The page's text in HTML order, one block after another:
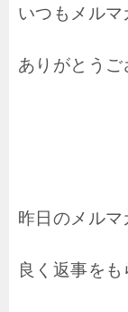
いつもメルマ
ありがとうご
昨日のメル
良く返事をも